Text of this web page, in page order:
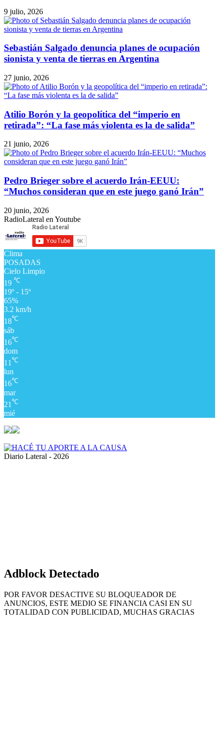
9 julio, 2026
Sebastián Salgado denuncia planes de ocupación
sionista y venta de tierras en Argentina
27 junio, 2026
Atilio Borón y la geopolítica del “imperio en
retirada”: “La fase más violenta es la de salida”
21 junio, 2026
Pedro Brieger sobre el acuerdo Irán-EEUU:
“Muchos consideran que en este juego ganó Irán”
20 junio, 2026
RadioLateral en Youtube
Clima
POSADAS
Cielo Limpio
19 ℃
19º - 15º
65%
3.2 km/h
18℃
sáb
16℃
dom
11 ℃
lun
16℃
mar
21 ℃
mié
Diario Lateral - 2026
Adblock Detectado
POR FAVOR DESACTIVE SU BLOQUEADOR DE
ANUNCIOS, ESTE MEDIO SE FINANCIA CASI EN SU
TOTALIDAD CON PUBLICIDAD, MUCHAS GRACIAS